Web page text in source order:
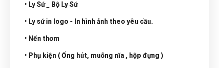
• Ly Sứ _ Bộ Ly Sứ
• Ly sứ in logo - In hình ảnh theo yêu cầu.
• Nến thơm
• Phụ kiện ( Ống hút, muỗng nĩa , hộp đựng )